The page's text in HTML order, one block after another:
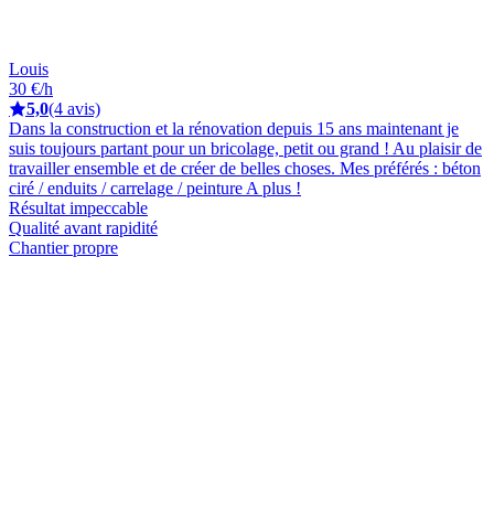
Louis
30 €/h
5,0(4 avis)
Dans la construction et la rénovation depuis 15 ans maintenant je
suis toujours partant pour un bricolage, petit ou grand ! Au plaisir de
travailler ensemble et de créer de belles choses. Mes préférés : béton
ciré / enduits / carrelage / peinture A plus !
Résultat impeccable
Qualité avant rapidité
Chantier propre